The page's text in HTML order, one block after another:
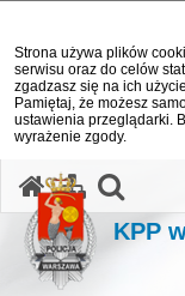
Strona używa plików
serwisu oraz do celów
zgadzasz się na ich
Pamiętaj, że możesz
ustawienia przeglądarki.
wyrażenie zgody.
KPP